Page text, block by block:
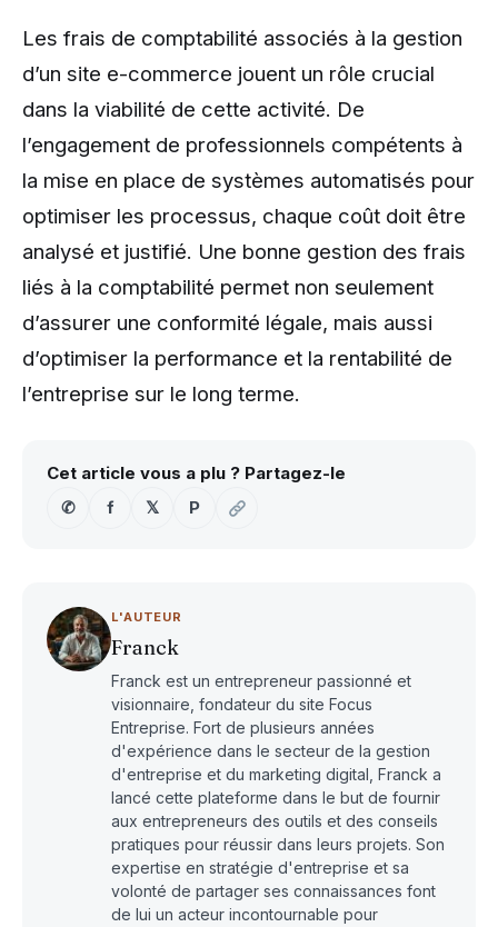
Les frais de comptabilité associés à la gestion
d’un site e-commerce jouent un rôle crucial
dans la viabilité de cette activité. De
l’engagement de professionnels compétents à
la mise en place de systèmes automatisés pour
optimiser les processus, chaque coût doit être
analysé et justifié. Une bonne gestion des frais
liés à la comptabilité permet non seulement
d’assurer une conformité légale, mais aussi
d’optimiser la performance et la rentabilité de
l’entreprise sur le long terme.
Cet article vous a plu ? Partagez-le
✆
f 𝕏 P
L'AUTEUR
Franck
Franck est un entrepreneur passionné et
visionnaire, fondateur du site Focus
Entreprise. Fort de plusieurs années
d'expérience dans le secteur de la gestion
d'entreprise et du marketing digital, Franck a
lancé cette plateforme dans le but de fournir
aux entrepreneurs des outils et des conseils
pratiques pour réussir dans leurs projets. Son
expertise en stratégie d'entreprise et sa
volonté de partager ses connaissances font
de lui un acteur incontournable pour